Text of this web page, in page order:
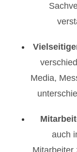
Media,
auch
Mitarbeiter